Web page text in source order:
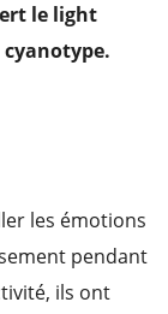
le light
les émotions
pendant
ils ont